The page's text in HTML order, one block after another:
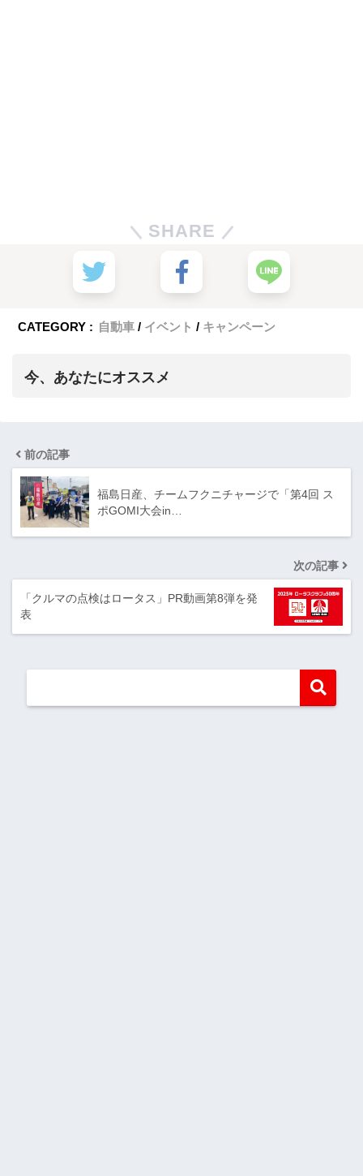
SHARE
CATEGORY : 自動車 イベント キャンペーン
今、あなたにオススメ
前の記事
福島日産、チームフクニチャージで「第4回 ス
ポGOMI大会in…
次の記事
「クルマの点検はロータス」PR動画第8弾を発
表